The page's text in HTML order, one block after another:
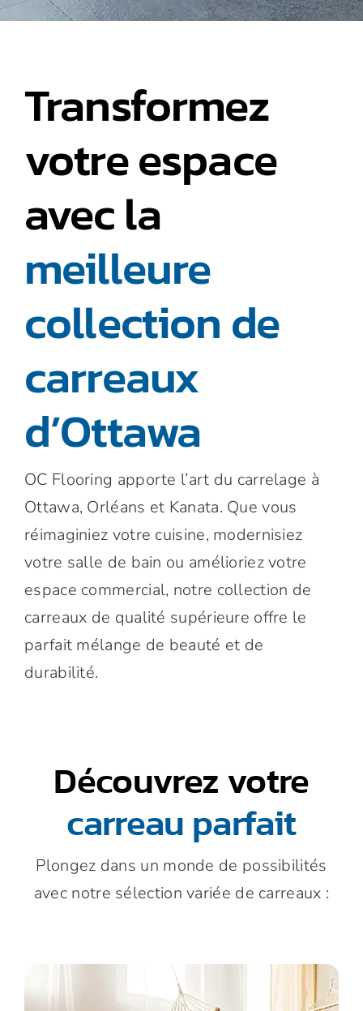
spécialisés
Nous joindre
Transformez
votre espace
avec la
meilleure
collection de
carreaux
d’Ottawa
OC Flooring apporte l’art du carrelage à
Ottawa, Orléans et Kanata. Que vous
réimaginiez votre cuisine, modernisiez
votre salle de bain ou amélioriez votre
espace commercial, notre collection de
carreaux de qualité supérieure offre le
parfait mélange de beauté et de
durabilité.
Découvrez votre
carreau parfait
Plongez dans un monde de possibilités
avec notre sélection variée de carreaux :